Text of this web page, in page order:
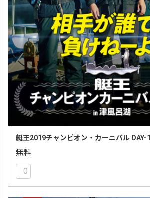
艇王2019チャンピオン・カーニバル DAY-1
無料
0